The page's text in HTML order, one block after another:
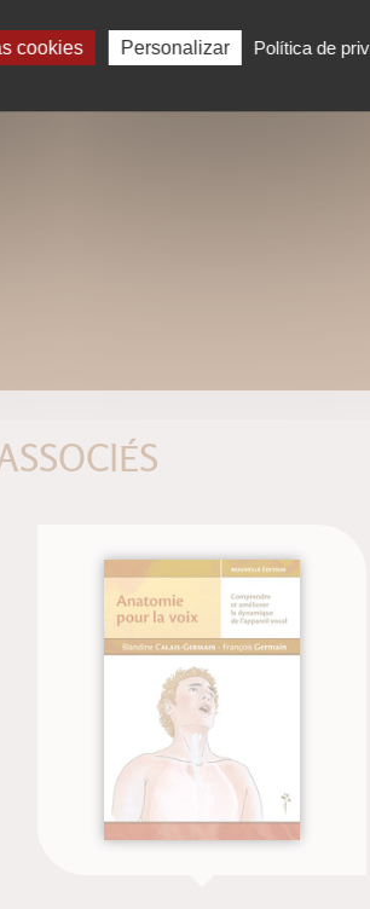
cookies Personalizar Política de